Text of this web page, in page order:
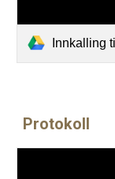
Innkalling
Protokoll